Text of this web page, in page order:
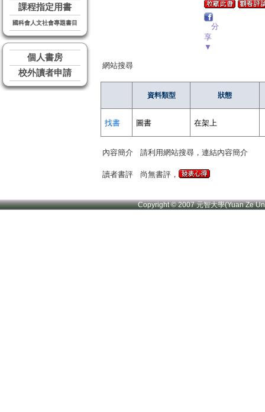
課程指定用書
國科會人文社會專題書目
個人書房
校外讀者申請
分
享
▼
網站搜尋
資料類型 狀態
找書 圖書 在架上
內容簡介 請利用網站搜尋，連結內容簡介
讀者書評 尚無書評，
Copyright © 2007 元智大學(Yuan Ze